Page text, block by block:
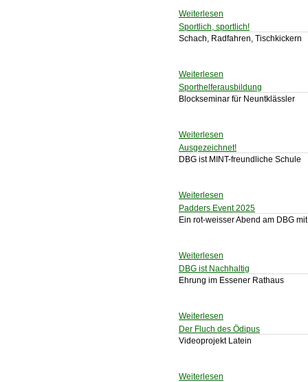
Weiterlesen
Sportlich, sportlich!
Schach, Radfahren, Tischkickern
Weiterlesen
Sporthelferausbildung
Blockseminar für Neuntklässler
Weiterlesen
Ausgezeichnet!
DBG ist MINT-freundliche Schule
Weiterlesen
Padders Event 2025
Ein rot-weisser Abend am DBG
Weiterlesen
DBG ist Nachhaltig
Ehrung im Essener Rathaus
Weiterlesen
Der Fluch des Ödipus
Videoprojekt Latein
Weiterlesen